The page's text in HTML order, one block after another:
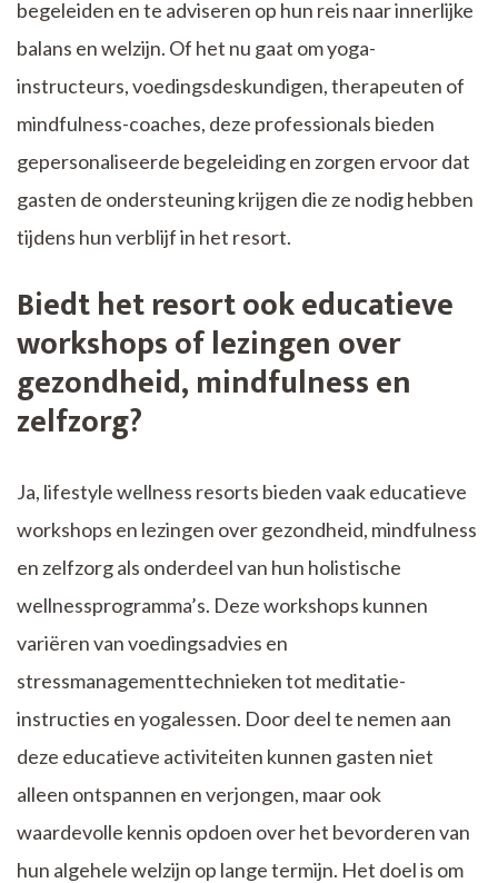
begeleiden en te adviseren op hun reis naar innerlijke
balans en welzijn. Of het nu gaat om yoga-
instructeurs, voedingsdeskundigen, therapeuten of
mindfulness-coaches, deze professionals bieden
gepersonaliseerde begeleiding en zorgen ervoor dat
gasten de ondersteuning krijgen die ze nodig hebben
tijdens hun verblijf in het resort.
Biedt het resort ook educatieve
workshops of lezingen over
gezondheid, mindfulness en
zelfzorg?
Ja, lifestyle wellness resorts bieden vaak educatieve
workshops en lezingen over gezondheid, mindfulness
en zelfzorg als onderdeel van hun holistische
wellnessprogramma’s. Deze workshops kunnen
variëren van voedingsadvies en
stressmanagementtechnieken tot meditatie-
instructies en yogalessen. Door deel te nemen aan
deze educatieve activiteiten kunnen gasten niet
alleen ontspannen en verjongen, maar ook
waardevolle kennis opdoen over het bevorderen van
hun algehele welzijn op lange termijn. Het doel is om